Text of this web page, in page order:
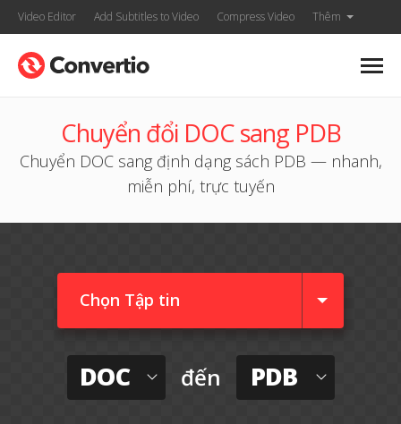
Video Editor Add Subtitles to Video Compress Video Thêm
Chuyển đổi DOC sang PDB
Chuyển DOC sang định dạng sách PDB — nhanh,
miễn phí, trực tuyến
Chọn Tập tin
DOC đến PDB